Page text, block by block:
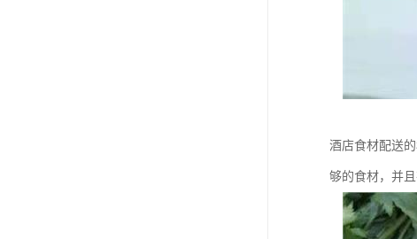
酒店食材配送
够的食材，并